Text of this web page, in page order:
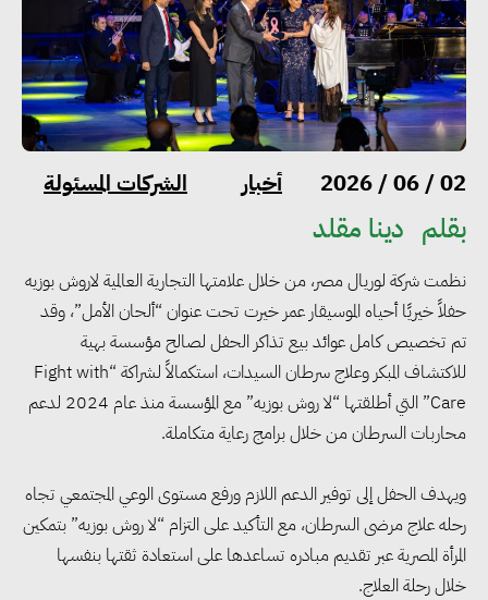
02 / 06 / 2026 أخبار الشركات المسئولة
بقلم دينا مقلد
نظمت شركة لوريال مصر، من خلال علامتها التجارية العالمية لاروش بوزيه
حفلاً خيريًا أحياه الموسيقار عمر خيرت تحت عنوان “ألحان الأمل”، وقد
تم تخصيص كامل عوائد بيع تذاكر الحفل لصالح مؤسسة بهية
للاكتشاف المبكر وعلاج سرطان السيدات، استكمالاً لشراكة “Fight with
Care” التي أطلقتها “لا روش بوزيه” مع المؤسسة منذ عام 2024 لدعم
محاربات السرطان من خلال برامج رعاية متكاملة.
ويهدف الحفل إلى توفير الدعم اللازم ورفع مستوى الوعي المجتمعي تجاه
رحله علاج مرضى السرطان، مع التأكيد على التزام “لا روش بوزيه” بتمكين
المرأة المصرية عبر تقديم مبادره تساعدها على استعادة ثقتها بنفسها
خلال رحلة العلاج.